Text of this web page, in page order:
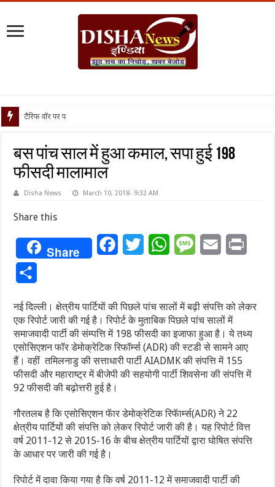
टैरिफ वॉर पर पिघली बर्फ, ट्रं
बस पांच साल में हुआ कमाल, सपा हुई 198
फीसदी मालामाल
Disha News March 10, 2018- 9:32 AM
Share this
Share FacebookTwitterWhatsAppMessageEmail
नई दिल्ली। क्षेत्रीय पार्टियों की पिछले पांच सालों में बढ़ी संपत्ति को लेकर
एक रिपोर्ट जारी की गई है। रिपोर्ट के मुताबिक पिछले पांच सालों में
समाजवादी पार्टी की संम्पत्ति में 198 फीसदी का इजाफा हुआ है। ये तथ्य
एसोसिएशन फॉर डेमोक्रेटिक रिफॉर्म्स (ADR) की स्टडी से सामने आए
हैं। वहीं तमिलनाडु की सत्ताधारी पार्टी AIADMK की संपत्ति में 155
फीसदी और महाराष्ट्र में बीजेपी की सहयोगी पार्टी शिवसेना की संपत्ति में
92 फीसदी की बढ़ोत्तरी हुई है।
गौरतलब है कि एसोसिएशन फॅार डेमोक्रेटिक रिफॅार्म्स(ADR) ने 22
क्षेत्रीय पार्टियों की संपत्ति को लेकर रिपोर्ट जारी की है। यह रिपोर्ट वित्त
वर्ष 2011-12 से 2015-16 के बीच क्षेत्रीय पार्टियों द्वारा घोषित संपत्ति
के आधार पर जारी की गई है।
रिपोर्ट में दावा किया गया है कि वर्ष 2011-12 में समाजवादी पार्टी की